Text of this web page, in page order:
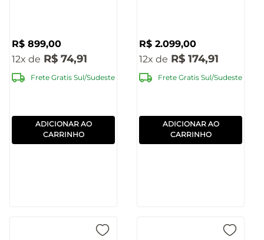
R$ 899,00
12
R$ 74,91
Frete Gratis Sul/Sudeste
ADICIONAR AO
CARRINHO
R$ 2.099,00
12
R$ 174,91
Frete Gratis Sul/Sudeste
ADICIONAR AO
CARRINHO